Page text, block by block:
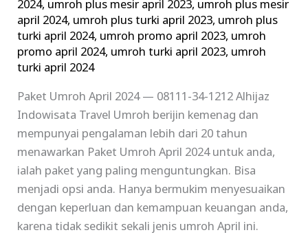
2024, umroh plus mesir april 2023, umroh plus mesir
april 2024, umroh plus turki april 2023, umroh plus
turki april 2024, umroh promo april 2023, umroh
promo april 2024, umroh turki april 2023, umroh
turki april 2024
Paket Umroh April 2024 — 08111-34-1212 Alhijaz
Indowisata Travel Umroh berijin kemenag dan
mempunyai pengalaman lebih dari 20 tahun
menawarkan Paket Umroh April 2024 untuk anda,
ialah paket yang paling menguntungkan. Bisa
menjadi opsi anda. Hanya bermukim menyesuaikan
dengan keperluan dan kemampuan keuangan anda,
karena tidak sedikit sekali jenis umroh April ini.